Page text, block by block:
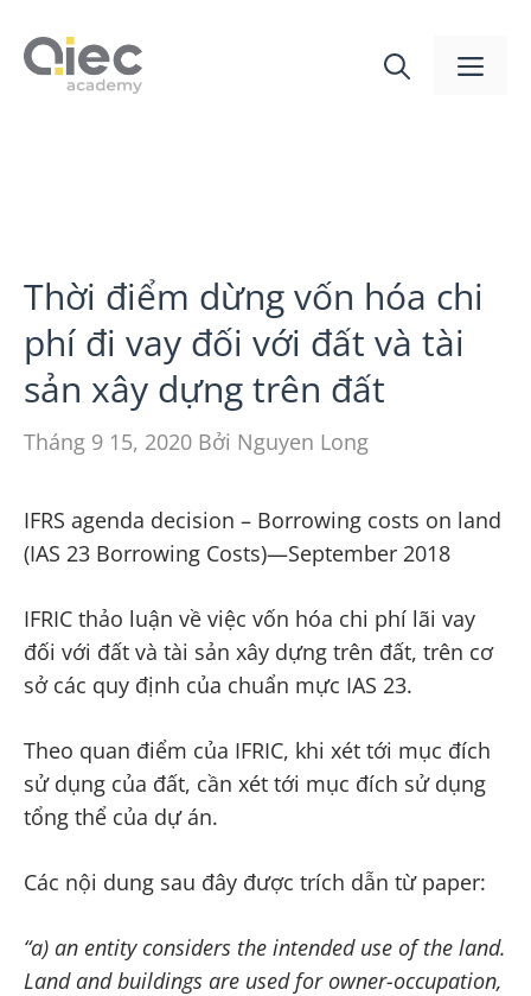
Thời điểm dừng vốn hóa chi
phí đi vay đối với đất và tài
sản xây dựng trên đất
Tháng 9 15, 2020 Bởi Nguyen Long
IFRS agenda decision – Borrowing costs on land
(IAS 23 Borrowing Costs)—September 2018
IFRIC thảo luận về việc vốn hóa chi phí lãi vay
đối với đất và tài sản xây dựng trên đất, trên cơ
sở các quy định của chuẩn mực IAS 23.
Theo quan điểm của IFRIC, khi xét tới mục đích
sử dụng của đất, cần xét tới mục đích sử dụng
tổng thể của dự án.
Các nội dung sau đây được trích dẫn từ paper:
“a) an entity considers the intended use of the land.
Land and buildings are used for owner-occupation,